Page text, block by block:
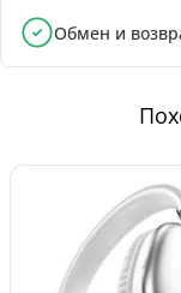
Отделения
Почтоматы
Обмен и
момента покупки,
защите прав